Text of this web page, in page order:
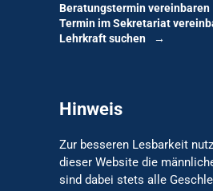
Beratungstermin vereinbaren
Termin im Sekretariat
Lehrkraft suchen
Hinweis
Zur besseren Lesbarkeit
dieser Website die
sind dabei stets alle